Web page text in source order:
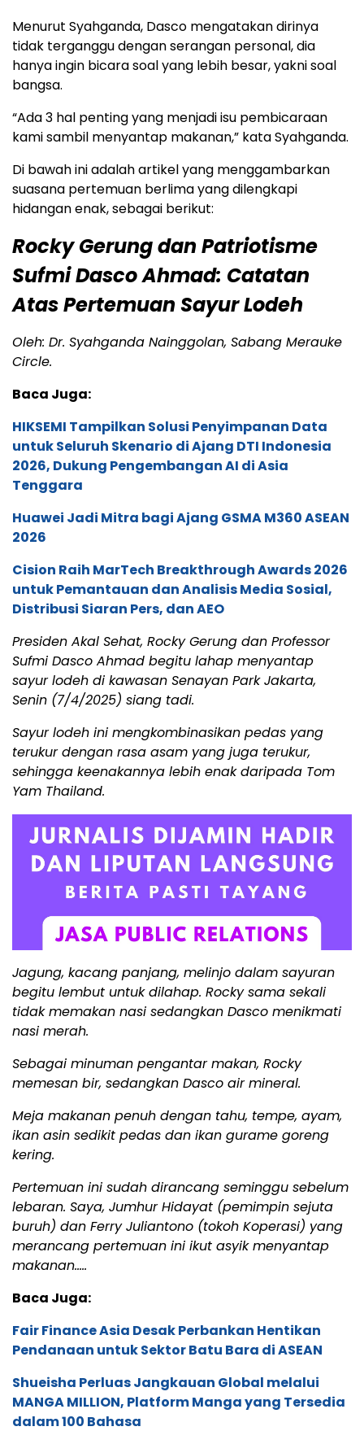
Menurut Syahganda, Dasco mengatakan dirinya
tidak terganggu dengan serangan personal, dia
hanya ingin bicara soal yang lebih besar, yakni soal
bangsa.
“Ada 3 hal penting yang menjadi isu pembicaraan
kami sambil menyantap makanan,” kata Syahganda.
Di bawah ini adalah artikel yang menggambarkan
suasana pertemuan berlima yang dilengkapi
hidangan enak, sebagai berikut:
Rocky Gerung dan Patriotisme
Sufmi Dasco Ahmad: Catatan
Atas Pertemuan Sayur Lodeh
Oleh: Dr. Syahganda Nainggolan, Sabang Merauke
Circle.
Baca Juga:
HIKSEMI Tampilkan Solusi Penyimpanan Data
untuk Seluruh Skenario di Ajang DTI Indonesia
2026, Dukung Pengembangan AI di Asia
Tenggara
Huawei Jadi Mitra bagi Ajang GSMA M360 ASEAN
2026
Cision Raih MarTech Breakthrough Awards 2026
untuk Pemantauan dan Analisis Media Sosial,
Distribusi Siaran Pers, dan AEO
Presiden Akal Sehat, Rocky Gerung dan Professor
Sufmi Dasco Ahmad begitu lahap menyantap
sayur lodeh di kawasan Senayan Park Jakarta,
Senin (7/4/2025) siang tadi.
Sayur lodeh ini mengkombinasikan pedas yang
terukur dengan rasa asam yang juga terukur,
sehingga keenakannya lebih enak daripada Tom
Yam Thailand.
Jagung, kacang panjang, melinjo dalam sayuran
begitu lembut untuk dilahap. Rocky sama sekali
tidak memakan nasi sedangkan Dasco menikmati
nasi merah.
Sebagai minuman pengantar makan, Rocky
memesan bir, sedangkan Dasco air mineral.
Meja makanan penuh dengan tahu, tempe, ayam,
ikan asin sedikit pedas dan ikan gurame goreng
kering.
Pertemuan ini sudah dirancang seminggu sebelum
lebaran. Saya, Jumhur Hidayat (pemimpin sejuta
buruh) dan Ferry Juliantono (tokoh Koperasi) yang
merancang pertemuan ini ikut asyik menyantap
makanan…..
Baca Juga:
Fair Finance Asia Desak Perbankan Hentikan
Pendanaan untuk Sektor Batu Bara di ASEAN
Shueisha Perluas Jangkauan Global melalui
MANGA MILLION, Platform Manga yang Tersedia
dalam 100 Bahasa